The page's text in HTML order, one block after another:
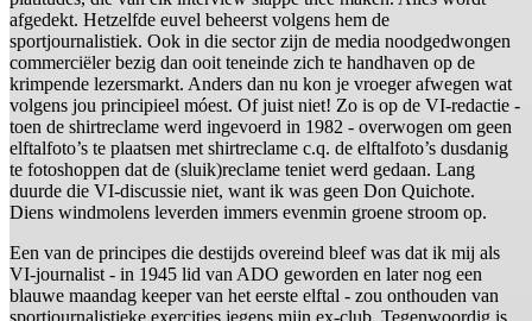
afgedekt. Hetzelfde euvel beheerst volgens hem de
sportjournalistiek. Ook in die sector zijn de media noodgedwongen
commerciëler bezig dan ooit teneinde zich te handhaven op de
krimpende lezersmarkt. Anders dan nu kon je vroeger afwegen wat
volgens jou principieel móest. Of juist niet! Zo is op de VI-redactie -
toen de shirtreclame werd ingevoerd in 1982 - overwogen om geen
elftalfoto’s te plaatsen met shirtreclame c.q. de elftalfoto’s dusdanig
te fotoshoppen dat de (sluik)reclame teniet werd gedaan. Lang
duurde die VI-discussie niet, want ik was geen Don Quichote.
Diens windmolens leverden immers evenmin groene stroom op.
Een van de principes die destijds overeind bleef was dat ik mij als
VI-journalist - in 1945 lid van ADO geworden en later nog een
blauwe maandag keeper van het eerste elftal - zou onthouden van